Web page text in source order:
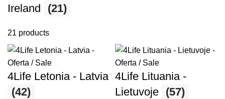
Ireland
(21)
21 products
4Life Letonia - Latvia
(42)
4Life Lituania -
Lietuvoje (57)